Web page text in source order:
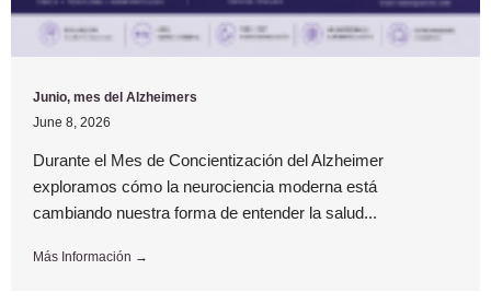
Junio, mes del Alzheimers
June 8, 2026
Durante el Mes de Concientización del Alzheimer
exploramos cómo la neurociencia moderna está
cambiando nuestra forma de entender la salud...
Más Información →